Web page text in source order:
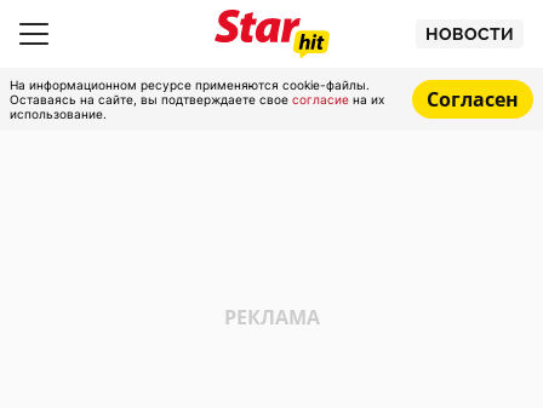
НОВОСТИ
На информационном ресурсе применяются cookie-файлы.
Оставаясь на сайте, вы подтверждаете свое согласие на их
использование.
Согласен